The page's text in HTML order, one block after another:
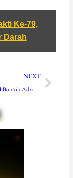
Ke-79,
Darah
NEXT
Bupati Syamsul Bantah Adanya Pemotongan Rusa
Next